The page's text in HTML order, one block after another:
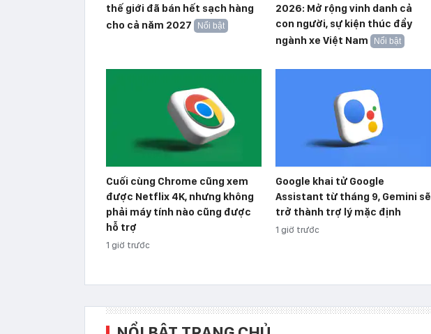
thế giới đã bán hết sạch hàng
cho cả năm 2027
Nổi bật
2026: Mở rộng vinh danh cả
con người, sự kiện thúc đẩy
ngành xe Việt Nam
Nổi bật
Cuối cùng Chrome cũng xem
được Netflix 4K, nhưng không
phải máy tính nào cũng được
hỗ trợ
1 giờ trước
Google khai tử Google
Assistant từ tháng 9, Gemini sẽ
trở thành trợ lý mặc định
1 giờ trước